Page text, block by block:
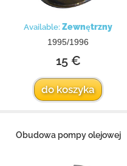
Available: Zewnętrzny
1995/1996
15 €
do koszyka
Obudowa pompy olejowej